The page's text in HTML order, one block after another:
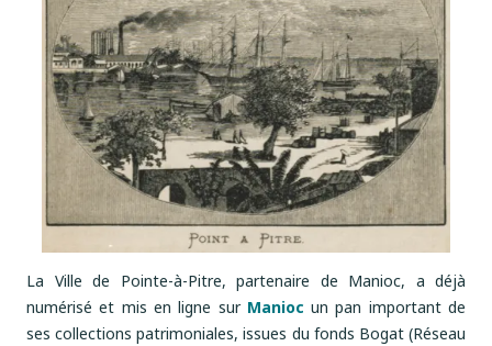
La Ville de Pointe-à-Pitre, partenaire de Manioc, a déjà
numérisé et mis en ligne sur Maniocun pan important de
ses collections patrimoniales, issues du fonds Bogat (Réseau